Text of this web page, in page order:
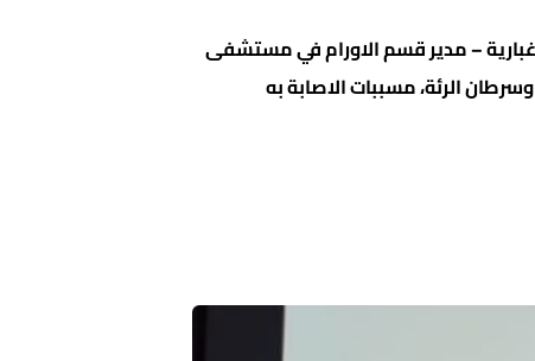
– مدير قسم الاورام في مستشفى
الرئة، مسببات الاصابة به